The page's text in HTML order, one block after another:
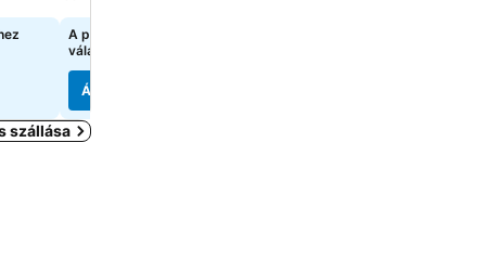
A pontos árak megtekintéséhez
válasszon dátumokat
Árak megjelenítése
szállása